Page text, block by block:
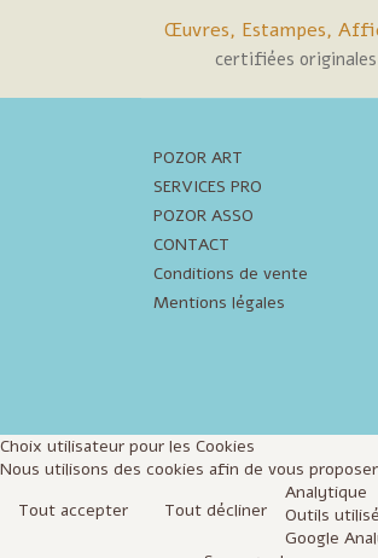
Œuvres, Estampes,
certifiées originales
POZOR ART
SERVICES PRO
POZOR ASSO
CONTACT
Conditions de vente
Mentions légales
Choix utilisateur pour les Cookies
Nous utilisons des cookies afin de vous
Tout accepter
Tout décliner
Analytique
Outils
Google